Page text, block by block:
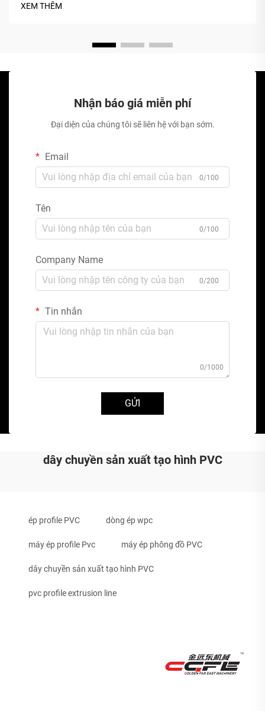
XEM THÊM
Nhận báo giá miễn phí
Đại diện của chúng tôi sẽ liên hệ với bạn sớm.
Email
0/100
Tên
0/100
Company Name
0/200
Tin nhắn
0/1000
GỬI
dây chuyền sản xuất tạo hình PVC
ép profile PVC dòng ép wpc
máy ép profile Pvc máy ép phông đồ PVC
dây chuyền sản xuất tạo hình PVC
pvc profile extrusion line